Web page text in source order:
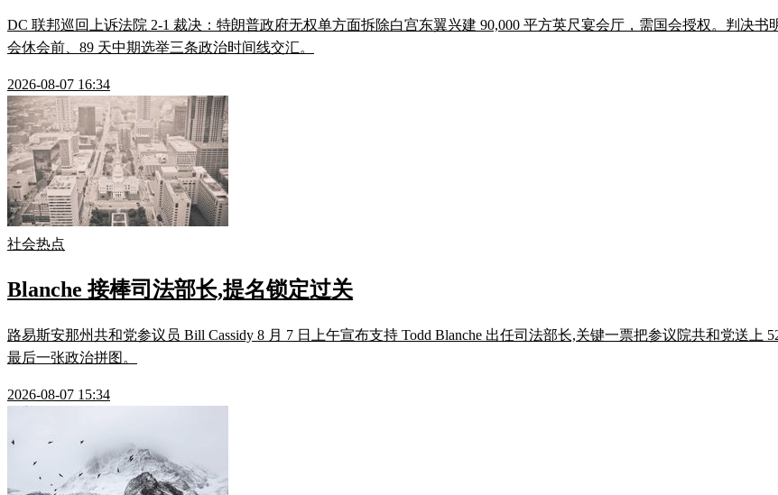
DC 联邦巡回上诉法院 2-1 裁决：特朗普政府无权单方面拆除白宫东翼兴建 90,000 平方英尺宴会厅，需国会授权。判决
会休会前、89 天中期选举三条政治时间线交汇。
2026-08-07 16:34
社会热点
Blanche 接棒司法部长,提名锁定过关
路易斯安那州共和党参议员 Bill Cassidy 8 月 7 日上午宣布支持 Todd Blanche 出任司法部长,关键一票把参议院共和党送上
最后一张政治拼图。
2026-08-07 15:34